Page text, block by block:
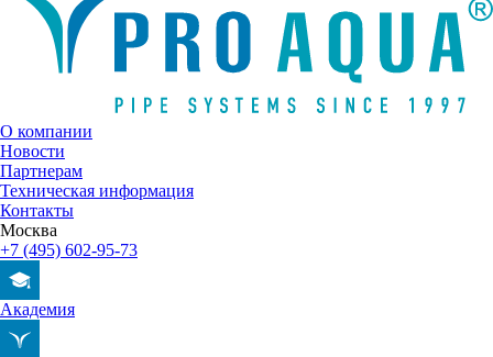
О компании
Новости
Партнерам
Техническая информация
Контакты
Москва
+7 (495) 602-95-73
Академия